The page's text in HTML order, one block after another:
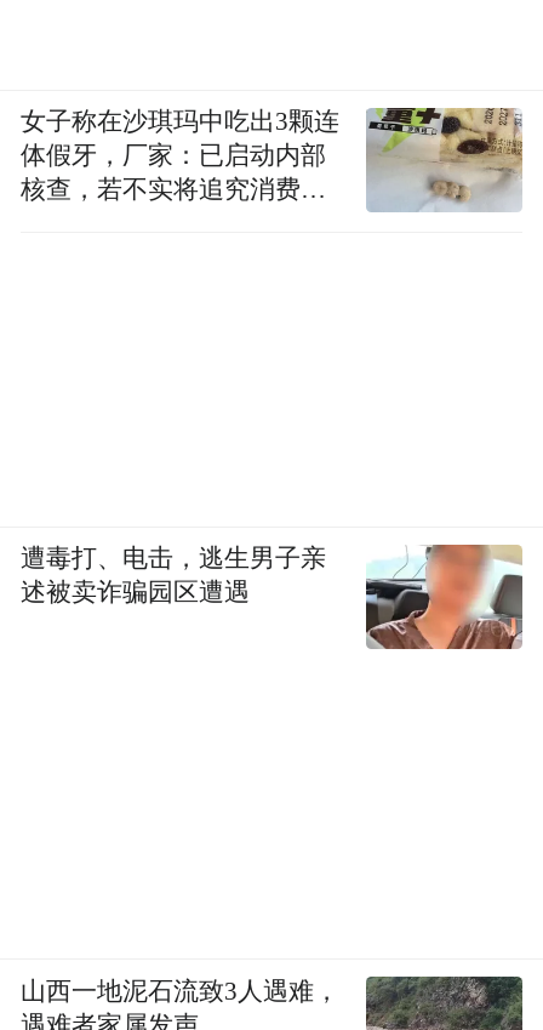
女子称在沙琪玛中吃出3颗连
体假牙，厂家：已启动内部
核查，若不实将追究消费者
遭毒打、电击，逃生男子亲
述被卖诈骗园区遭遇
山西一地泥石流致3人遇难，